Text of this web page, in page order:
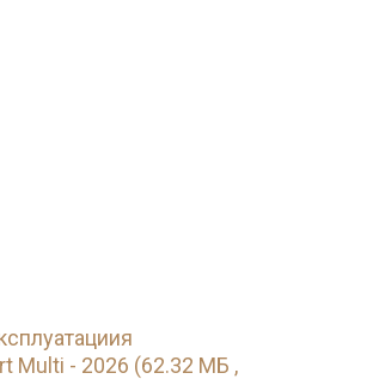
Multi - 2026 (62.32 МБ ,